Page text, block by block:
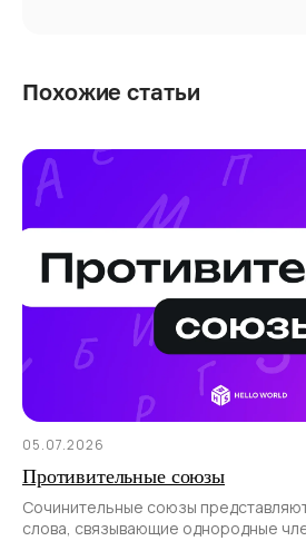
Похожие статьи
05.07.2026
Противительные союзы
Сочинительные союзы
слова, связывающие однородные